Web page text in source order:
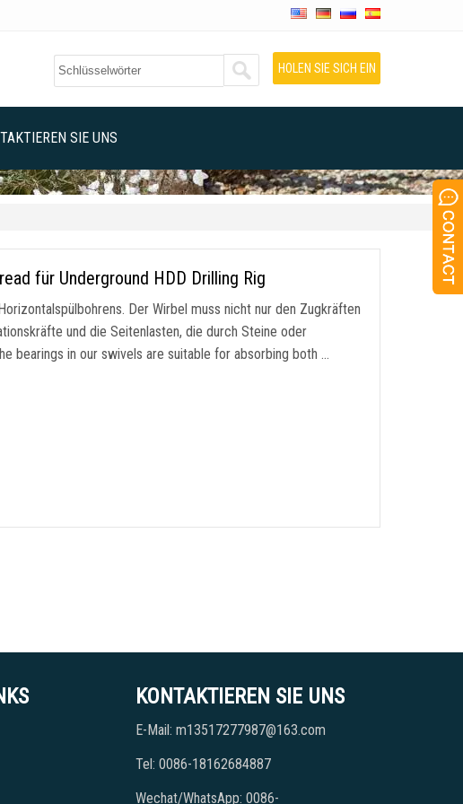
HOLEN SIE SICH EIN
SIE UNS
für Underground HDD Drilling Rig
Der Wirbel muss nicht nur den Zugkräften
und die Seitenlasten, die durch Steine oder
bearings in our swivels are suitable for absorbing both …
KONTAKTIEREN SIE UNS
E-Mail: m13517277987@163.com
Tel: 0086-18162684887
Wechat/WhatsApp: 0086-